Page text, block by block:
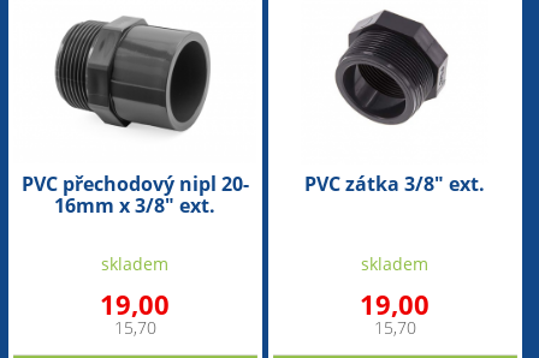
PVC přechodový nipl 20-
16mm x 3/8" ext.
skladem
19,00
15,70
PVC zátka 3/8" ext.
skladem
19,00
15,70